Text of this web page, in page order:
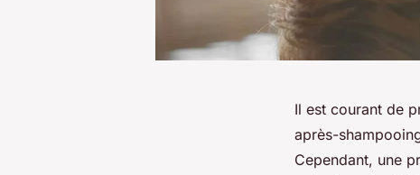
Il est courant de
après-
Cependant, une